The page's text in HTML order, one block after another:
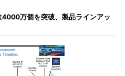
万個を突破、製品ラインアッ